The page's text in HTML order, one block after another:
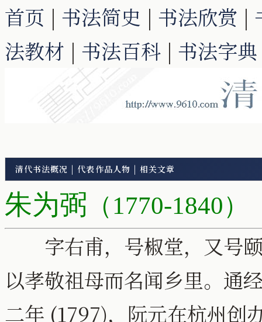
首页 | 书法简史 | 书法欣赏 |
法教材 | 书法百科 | 书法字典
清代书法概况 | 代表作品人物 | 相关文章
朱为弼 （1770-1840）
字右甫，号椒堂，又号颐
以孝敬祖母而名闻乡里。通
二年 (1797)，阮元在杭州创